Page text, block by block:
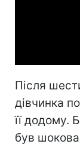
Після
дівчинка
її додому.
був